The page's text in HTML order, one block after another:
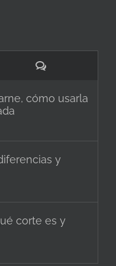
Comentarios
cómo usarla
y
corte es y